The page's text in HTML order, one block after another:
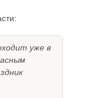
уже в